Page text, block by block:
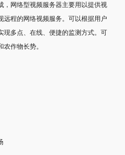
，网络型视频服务器主要用以提供视
远程的网络视频服务。可以根据用户
现多点、在线、便捷的监测方式。可
作物长势。